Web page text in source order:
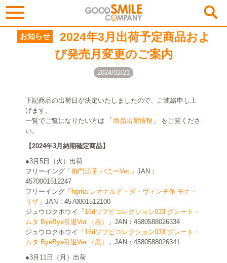
お知らせ
2024年3月出荷予定商品およ
び発売月変更のご案内
2024/02/21
下記商品の出荷日が決定いたしましたので、ご連絡申し上
げます。
一覧でご覧になりたい方は 「 商品出荷情報 」 をご覧くださ
い。
【2024年3月納期確定商品】
●3月5日（火）出荷
フリーイング「 御門涼子 バニーVer. 」JAN：
4570001512247
フリーイング「 figma レオナルド・ダ・ヴィンチ作 モナ・
リザ 」JAN：4570001512100
ジュウロクホウイ「 16dソフビコレクション033 グレート・
ムタ ByeBye引退Ver.（赤）
」JAN：4580588026334
ジュウロクホウイ「 16dソフビコレクション033 グレート・
ムタ ByeBye引退Ver.（黒）
」JAN：4580588026341
●3月11日（月）出荷